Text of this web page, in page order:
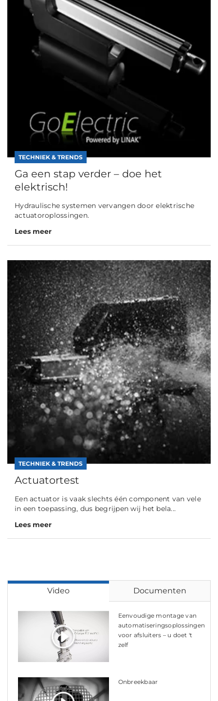
TECHNIEK & TRENDS
Ga een stap verder – doe het
elektrisch!
Hydraulische systemen vervangen door elektrische
actuatoroplossingen.
Lees meer
TECHNIEK & TRENDS
Actuatortest
Een actuator is vaak slechts één component van vele
in een toepassing, dus begrijpen wij het bela...
Lees meer
Video Documenten
Eenvoudige montage van
automatiseringsoplossingen
voor afsluiters – u doet 't
zelf
Onbreekbaar